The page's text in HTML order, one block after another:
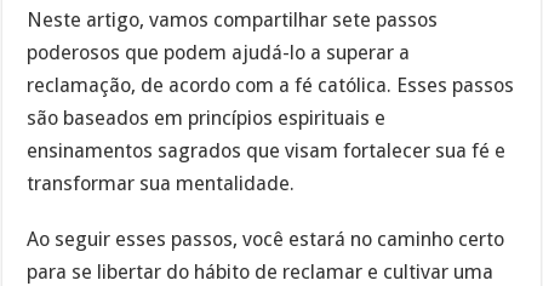
Neste artigo, vamos compartilhar sete passos
poderosos que podem ajudá-lo a superar a
reclamação, de acordo com a fé católica. Esses passos
são baseados em princípios espirituais e
ensinamentos sagrados que visam fortalecer sua fé e
transformar sua mentalidade.
Ao seguir esses passos, você estará no caminho certo
para se libertar do hábito de reclamar e cultivar uma